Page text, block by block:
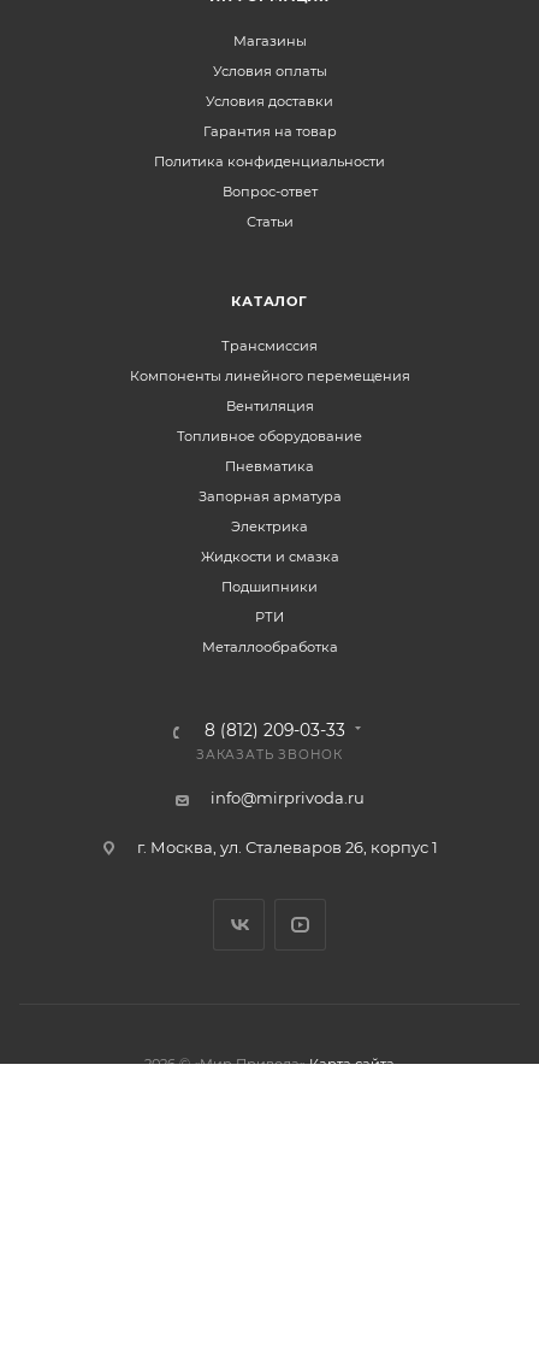
Магазины
Условия оплаты
Условия доставки
Гарантия на товар
Политика конфиденциальности
Вопрос-ответ
Статьи
КАТАЛОГ
Трансмиссия
Компоненты линейного перемещения
Вентиляция
Топливное оборудование
Пневматика
Запорная арматура
Электрика
Жидкости и смазка
Подшипники
РТИ
Металлообработка
8 (812) 209-03-33
ЗАКАЗАТЬ ЗВОНОК
info@mirprivoda.ru
г. Москва, ул. Сталеваров 26, корпус 1
2026 © «Мир Привода» Карта сайта